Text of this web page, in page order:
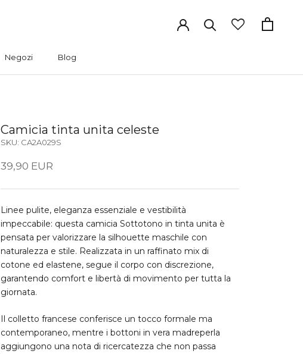
Negozi
Blog
Camicia tinta unita celeste
SKU: CA2A029S
39,90 EUR
Linee pulite, eleganza essenziale e vestibilità
impeccabile: questa camicia Sottotono in tinta unita è
pensata per valorizzare la silhouette maschile con
naturalezza e stile. Realizzata in un raffinato mix di
cotone ed elastene, segue il corpo con discrezione,
garantendo comfort e libertà di movimento per tutta la
giornata.
Il colletto francese conferisce un tocco formale ma
contemporaneo, mentre i bottoni in vera madreperla
aggiungono una nota di ricercatezza che non passa